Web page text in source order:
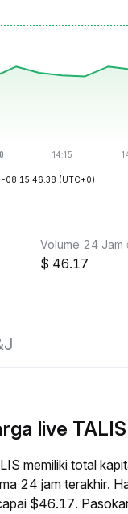
08 15:46:38 (UTC+0)
Volume 24 Jam
46.17
live TALIS
memiliki total
24 jam terakhir.
$46.17.